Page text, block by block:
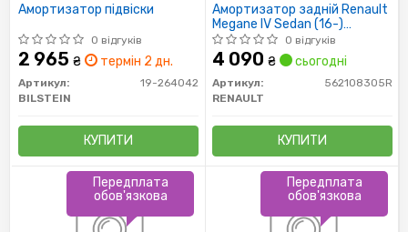
Амортизатор підвіски
0 відгуків
2 965 ₴ термін 2 дн.
Артикул:
19-264042
BILSTEIN
КУПИТИ
Амортизатор задній Renault
Megane IV Sedan (16-)
(562108305R) Renault
0 відгуків
4 090 ₴ сьогодні
Артикул:
562108305R
RENAULT
КУПИТИ
Передплата
обов'язкова
Передплата
обов'язкова